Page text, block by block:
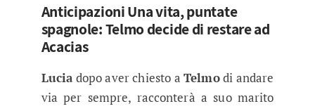
Anticipazioni Una vita, puntate
spagnole: Telmo decide di restare ad
Acacias
Luciadopo aver chiesto aTelmodi andare
via per sempre, racconterà a suo marito